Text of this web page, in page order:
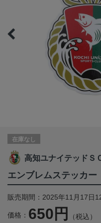
在庫なし
高知ユナイテッドＳ
エンブレムステッカー
販売期間：2025年11月17日
価格： 650円 （税込）